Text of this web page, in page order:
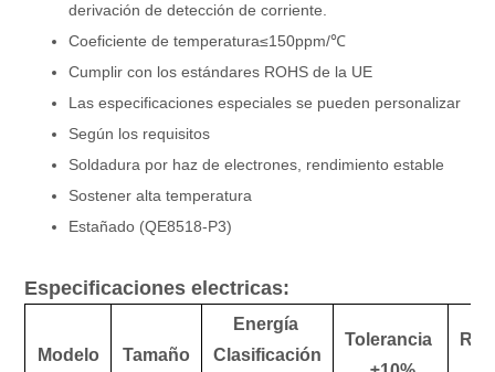
derivación de detección de corriente.
Coeficiente de temperatura≤150ppm/℃
Cumplir con los estándares ROHS de la UE
Las especificaciones especiales se pueden personalizar
Según los requisitos
Soldadura por haz de electrones, rendimiento estable
Sostener alta temperatura
Estañado (QE8518-P3)
Especificaciones electricas:
Modelo Tamaño
Energía
Clasificación
Tolerancia